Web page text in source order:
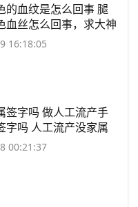
的血纹是怎么回事 腿
血丝怎么回事，求大神
16:18:05
签字吗 做人工流产手
字吗 人工流产没家属
00:21:37